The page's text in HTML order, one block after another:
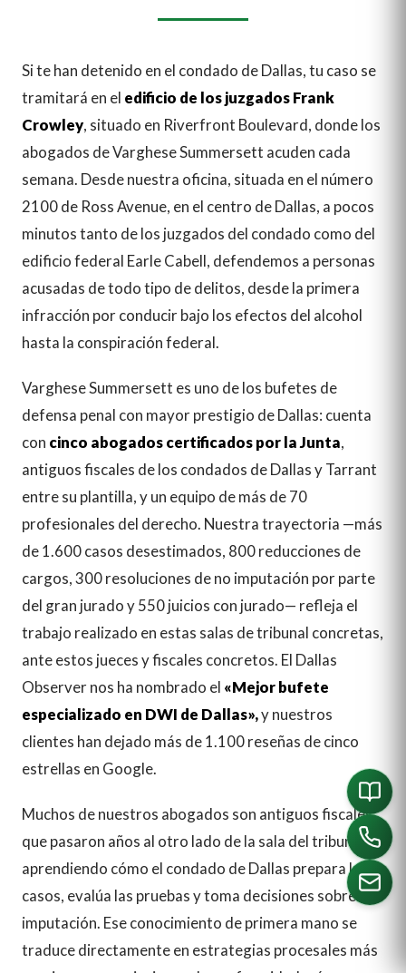
Si te han detenido en el condado de Dallas, tu caso se
tramitará en el edificio de los juzgados Frank
Crowley, situado en Riverfront Boulevard, donde los
abogados de Varghese Summersett acuden cada
semana. Desde nuestra oficina, situada en el número
2100 de Ross Avenue, en el centro de Dallas, a pocos
minutos tanto de los juzgados del condado como del
edificio federal Earle Cabell, defendemos a personas
acusadas de todo tipo de delitos, desde la primera
infracción por conducir bajo los efectos del alcohol
hasta la conspiración federal.
Varghese Summersett es uno de los bufetes de
defensa penal con mayor prestigio de Dallas: cuenta
con cinco abogados certificados por la Junta,
antiguos fiscales de los condados de Dallas y Tarrant
entre su plantilla, y un equipo de más de 70
profesionales del derecho. Nuestra trayectoria —más
de 1.600 casos desestimados, 800 reducciones de
cargos, 300 resoluciones de no imputación por parte
del gran jurado y 550 juicios con jurado— refleja el
trabajo realizado en estas salas de tribunal concretas,
ante estos jueces y fiscales concretos. El Dallas
Observer nos ha nombrado el «Mejor bufete
especializado en DWI de Dallas»,y nuestros
clientes han dejado más de 1.100 reseñas de cinco
estrellas en Google.
Muchos de nuestros abogados son antiguos fiscales
que pasaron años al otro lado de la sala del tribunal,
aprendiendo cómo el condado de Dallas prepara los
casos, evalúa las pruebas y toma decisiones sobre la
imputación. Ese conocimiento de primera mano se
traduce directamente en estrategias procesales más
LLÁMANOS
Español